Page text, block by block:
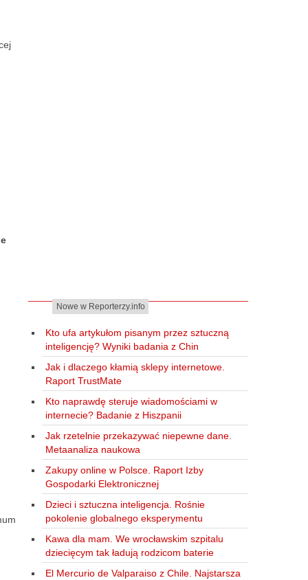
Nowe w Reporterzy.info
Kto ufa artykułom pisanym przez sztuczną
inteligencję? Wyniki badania z Chin
Jak i dlaczego kłamią sklepy internetowe.
Raport TrustMate
Kto naprawdę steruje wiadomościami w
internecie? Badanie z Hiszpanii
Jak rzetelnie przekazywać niepewne dane.
Metaanaliza naukowa
Zakupy online w Polsce. Raport Izby
Gospodarki Elektronicznej
Dzieci i sztuczna inteligencja. Rośnie
pokolenie globalnego eksperymentu
Kawa dla mam. We wrocławskim szpitalu
dziecięcym tak ładują rodzicom baterie
El Mercurio de Valparaiso z Chile. Najstarsza